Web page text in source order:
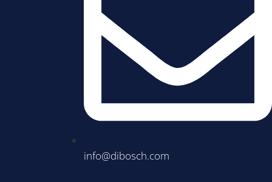
info@dibosch.com